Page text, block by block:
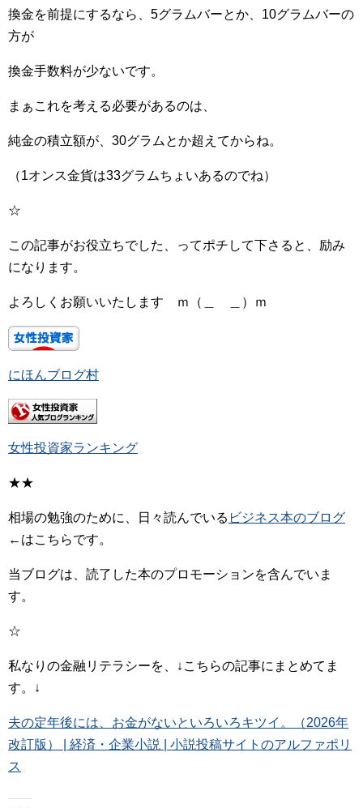
換金を前提にするなら、5グラムバーとか、10グラムバーの
方が
換金手数料が少ないです。
まぁこれを考える必要があるのは、
純金の積立額が、30グラムとか超えてからね。
（1オンス金貨は33グラムちょいあるのでね）
☆
この記事がお役立ちでした、ってポチして下さると、励み
になります。
よろしくお願いいたします ｍ（＿ ＿）ｍ
にほんブログ村
女性投資家ランキング
★★
相場の勉強のために、日々読んでいる ビジネス本のブログ
←はこちらです。
当ブログは、読了した本のプロモーションを含んでいま
す。
☆
私なりの金融リテラシーを、↓こちらの記事にまとめてま
す。↓
夫の定年後には、お金がないといろいろキツイ。（2026年
改訂版） | 経済・企業小説 | 小説投稿サイトのアルファポリ
ス